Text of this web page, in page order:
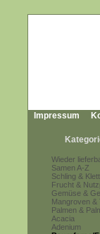
Impressum
Wieder
Samen A-Z
Schling &
Frucht &
Gemüse &
Mangroven &
Palmen &
Acacia
Adenium